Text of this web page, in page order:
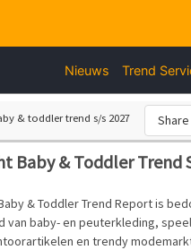
Nieuws Trend
& toddler trend s/s 2027 Share
Baby & Toddler Trend
Baby & Toddler Trend Report is
van baby- en peuterkleding,
en trendy